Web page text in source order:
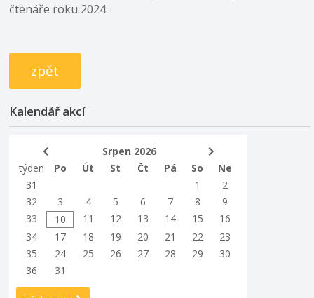
čtenáře roku 2024.
zpět
Kalendář akcí
Srpen 2026
týden
Po Út St Čt Pá So
Ne
31
1
2
32
3 4 5 6 7 8
9
33
10 11 12 13 14 15
16
34
17 18 19 20 21 22
23
35
24 25 26 27 28 29
30
36
31